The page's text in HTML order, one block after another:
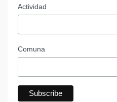
Actividad
Comuna